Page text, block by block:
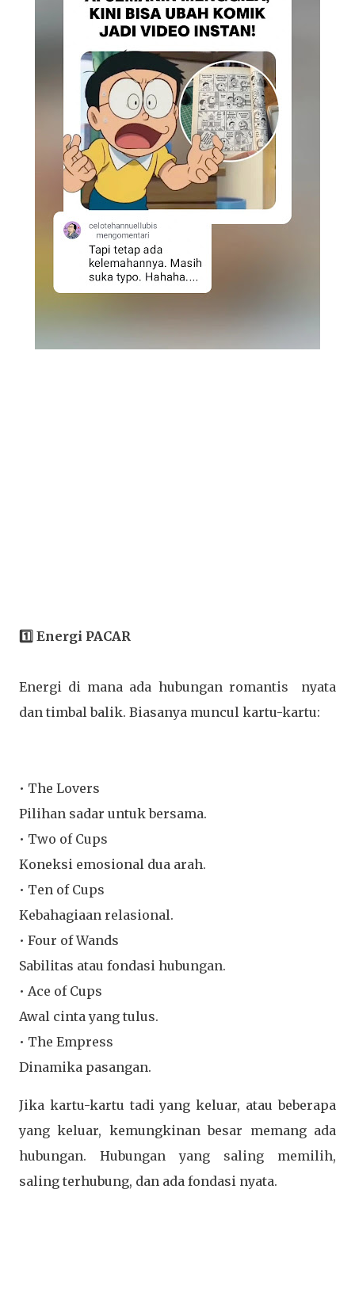
1️⃣ Energi PACAR
Energi di mana ada hubungan romantis nyata
dan timbal balik. Biasanya muncul kartu-kartu:
• The Lovers
Pilihan sadar untuk bersama.
• Two of Cups
Koneksi emosional dua arah.
• Ten of Cups
Kebahagiaan relasional.
• Four of Wands
Sabilitas atau fondasi hubungan.
• Ace of Cups
Awal cinta yang tulus.
• The Empress
Dinamika pasangan.
Jika kartu-kartu tadi yang keluar, atau beberapa
yang keluar, kemungkinan besar memang ada
hubungan. Hubungan yang saling memilih,
saling terhubung, dan ada fondasi nyata.